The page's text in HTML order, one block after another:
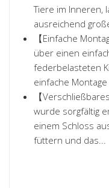
Tiere im Inneren,
ausreichend
【Einfache
über einen
federbelasteten
einfache Montage
【
wurde sorgfältig
einem Schloss
füttern und das...